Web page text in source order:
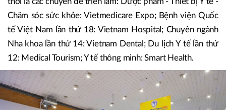
Chăm sóc sức khỏe: Vietmedicare Expo; Bệnh viện Quốc
tế Việt Nam lần thứ 18: Vietnam Hospital; Chuyên ngành
Nha khoa lần thứ 14: Vietnam Dental; Du lịch Y tế lần thứ
12: Medical Tourism; Y tế thông minh: Smart Health.